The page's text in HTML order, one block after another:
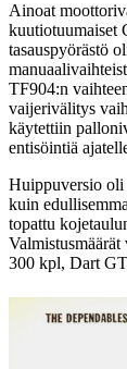
Ainoat
kuutiotuumaiset
tasauspyörästö
TF904:n
vaijerivälitys
käytettiin
entisöintiä
Huippuversio oli
kuin
topattu
300 kpl, Dart